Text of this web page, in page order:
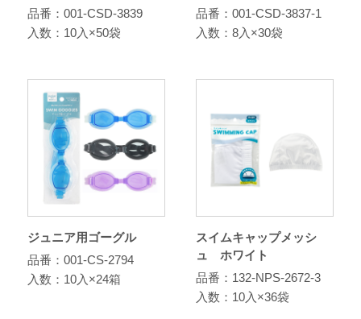
品番：001-CSD-3839
入数：10入×50袋
品番：001-CSD-3837-1
入数：8入×30袋
ジュニア用ゴーグル
品番：001-CS-2794
入数：10入×24箱
スイムキャップメッシ
ュ ホワイト
品番：132-NPS-2672-3
入数：10入×36袋